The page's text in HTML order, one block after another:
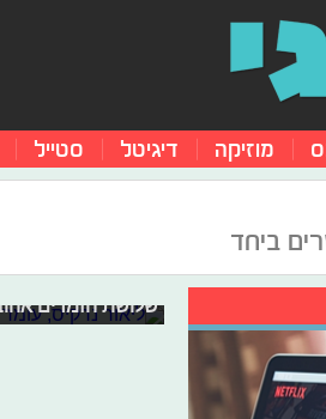
מוזיקה דיגיטל סטייל
ביחד
שלושת הזמרים